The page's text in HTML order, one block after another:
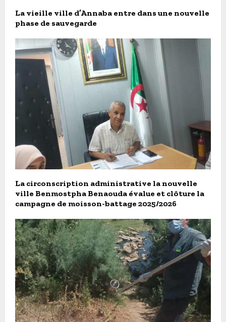
La vieille ville d’Annaba entre dans une nouvelle
phase de sauvegarde
La circonscription administrative la nouvelle
ville Benmostpha Benaouda évalue et clôture la
campagne de moisson-battage 2025/2026